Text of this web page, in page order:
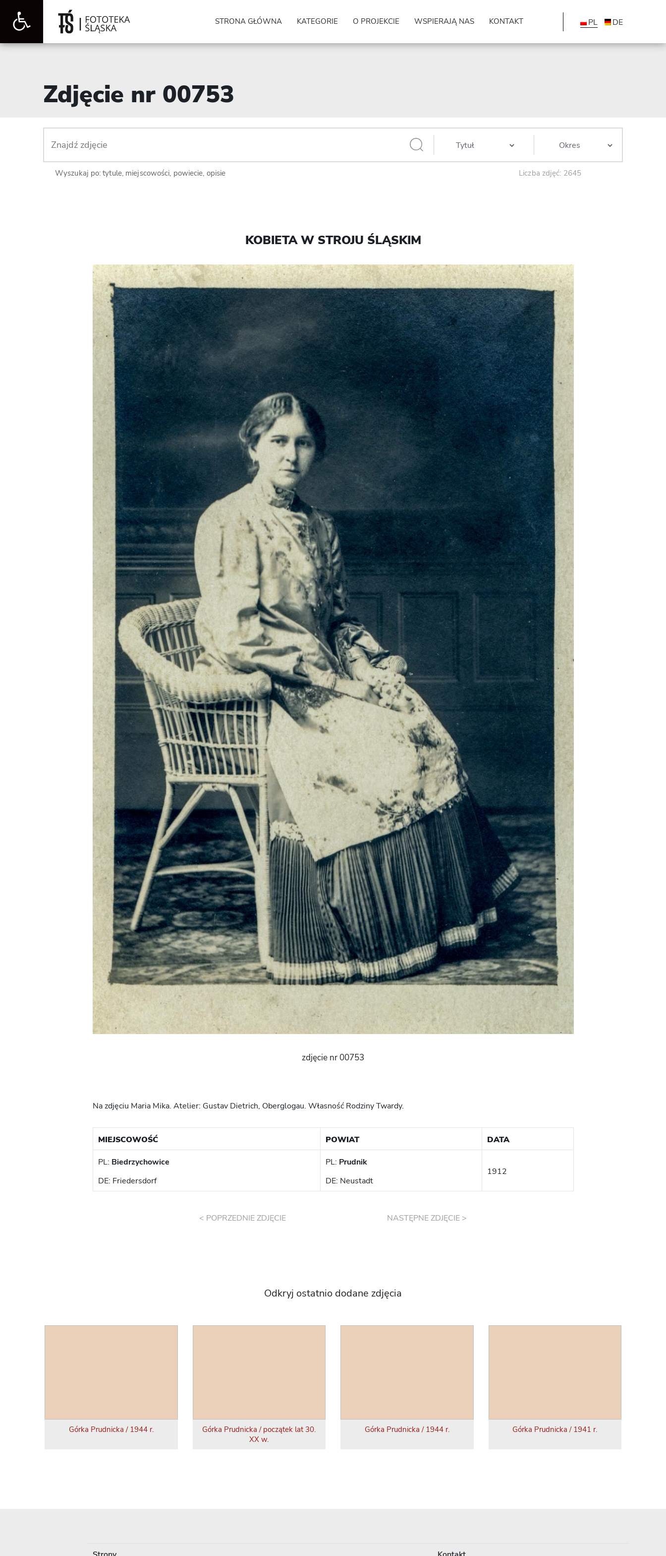
Otwórz
narzędzi
STRONA GŁÓWNA KATEGORIE O PROJEKCIE WSPIERAJĄ NAS KONTAKT PL DE
Zdjęcie nr 00753
Wyszukaj po: tytule, miejscowości, powiecie, opisie Liczba zdjęć: 2645
KOBIETA W STROJU ŚLĄSKIM
zdjęcie nr 00753
Na zdjęciu Maria Mika. Atelier: Gustav Dietrich, Oberglogau. Własność Rodziny Twardy.
MIEJSCOWOŚĆ POWIAT DATA
PL: Biedrzychowice
DE: Friedersdorf
PL: Prudnik
DE: Neustadt
1912
< POPRZEDNIE ZDJĘCIE NASTĘPNE ZDJĘCIE >
Odkryj ostatnio dodane zdjęcia
Górka Prudnicka / 1944 r.
Górka Prudnicka / początek lat 30.
XX w.
Górka Prudnicka / 1944 r. Górka Prudnicka / 1941 r.